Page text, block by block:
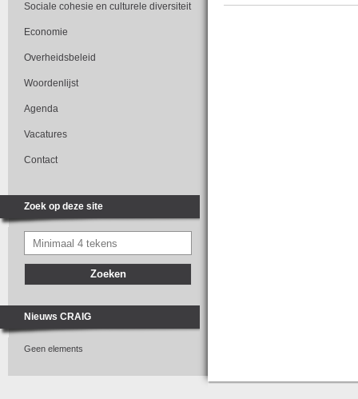
Sociale cohesie en culturele diversiteit
Economie
Overheidsbeleid
Woordenlijst
Agenda
Vacatures
Contact
Zoek op deze site
Nieuws CRAIG
Geen elements